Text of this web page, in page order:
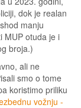
dok je realan
manju
MUP otuda je i
broja.)
ali ne
smo o tome
koristimo priliku
vožnju -